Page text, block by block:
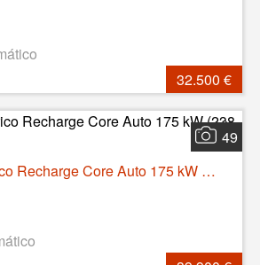
32.500 €
49
Volvo C40 Eléctrico Recharge Core Auto 175 kW (238 CV)